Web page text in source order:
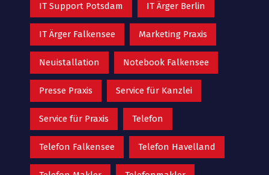
IT Support Potsdam IT Ärger Berlin
IT Ärger Falkensee Marketing Praxis
Neuistallation Notebook Falkensee
Presse Praxis Service für Kanzlei
Service für Praxis Telefon
Telefon Falkensee Telefon Havelland